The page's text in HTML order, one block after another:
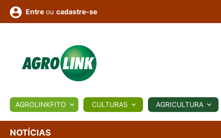
BIOLÓGICOS COTAÇÕES NOTÍCIAS
Entre ou cadastre-se
AGROLINKFITO CULTURAS AGRICULTURA
NOTÍCIAS